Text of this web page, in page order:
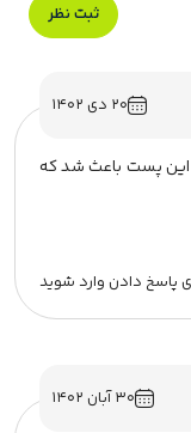
ثبت نظر
۲۰ دی ۱۴۰۲
این پست باعث شد که
پاسخ دادن وارد شوید
۳۰ آبان ۱۴۰۲